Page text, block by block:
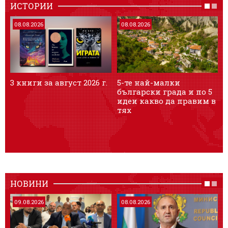
ИСТОРИИ
08.08.2026
3 книги за август 2026 г.
08.08.2026
5-те най-малки
български градa и по 5
идеи какво да правим в
тях
НОВИНИ
09.08.2026 08.08.2026